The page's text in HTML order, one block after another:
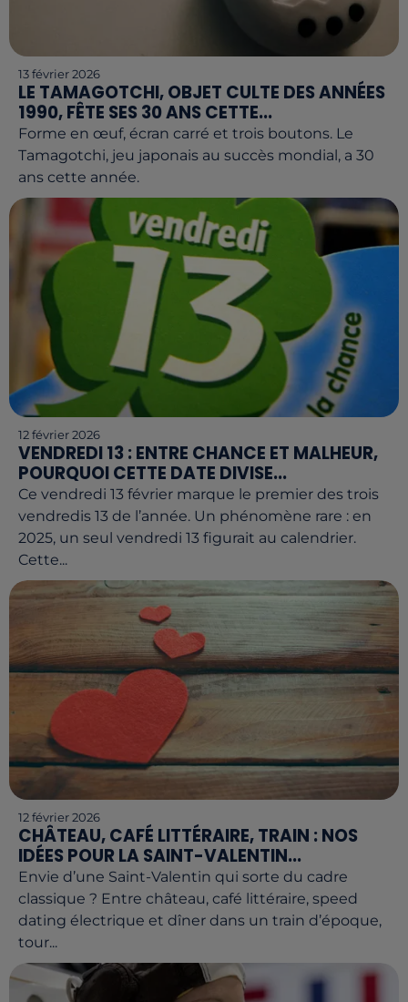
13 février 2026
LE TAMAGOTCHI, OBJET CULTE DES ANNÉES
1990, FÊTE SES 30 ANS CETTE...
Forme en œuf, écran carré et trois boutons. Le
Tamagotchi, jeu japonais au succès mondial, a 30
ans cette année.
12 février 2026
VENDREDI 13 : ENTRE CHANCE ET MALHEUR,
POURQUOI CETTE DATE DIVISE...
Ce vendredi 13 février marque le premier des trois
vendredis 13 de l’année. Un phénomène rare : en
2025, un seul vendredi 13 figurait au calendrier.
Cette...
12 février 2026
CHÂTEAU, CAFÉ LITTÉRAIRE, TRAIN : NOS
IDÉES POUR LA SAINT-VALENTIN...
Envie d’une Saint-Valentin qui sorte du cadre
classique ? Entre château, café littéraire, speed
dating électrique et dîner dans un train d’époque,
tour...